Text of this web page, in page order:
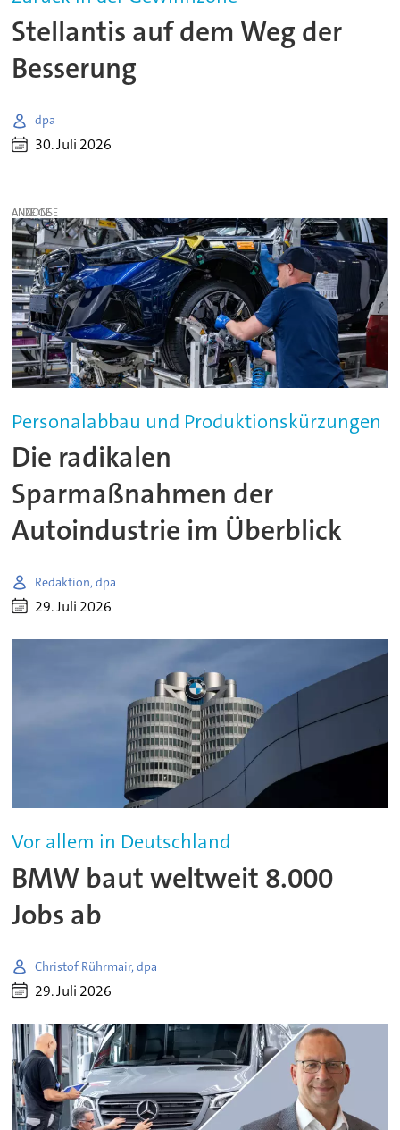
Stellantis auf dem Weg der
Besserung
dpa
30. Juli 2026
ANZEIGE
Personalabbau und Produktionskürzungen
Die radikalen
Sparmaßnahmen der
Autoindustrie im Überblick
Redaktion, dpa
29. Juli 2026
Vor allem in Deutschland
BMW baut weltweit 8.000
Jobs ab
Christof Rührmair, dpa
29. Juli 2026